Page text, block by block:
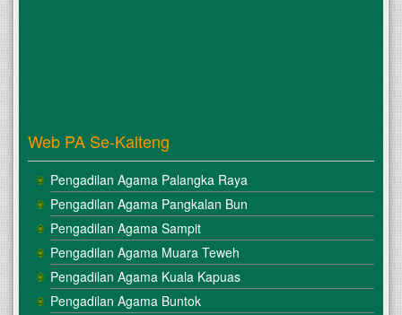
Web PA Se-Kalteng
Pengadilan Agama Palangka Raya
Pengadilan Agama Pangkalan Bun
Pengadilan Agama Sampit
Pengadilan Agama Muara Teweh
Pengadilan Agama Kuala Kapuas
Pengadilan Agama Buntok